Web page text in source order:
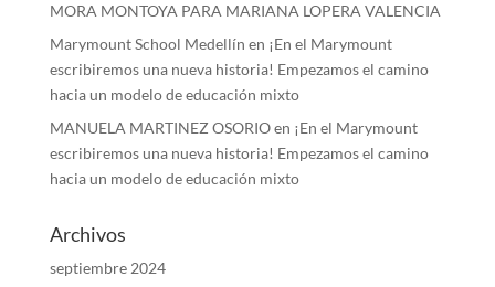
MORA MONTOYA PARA MARIANA LOPERA VALENCIA
Marymount School Medellín en ¡En el Marymount
escribiremos una nueva historia! Empezamos el camino
hacia un modelo de educación mixto
MANUELA MARTINEZ OSORIOen ¡En el Marymount
escribiremos una nueva historia! Empezamos el camino
hacia un modelo de educación mixto
Archivos
septiembre 2024